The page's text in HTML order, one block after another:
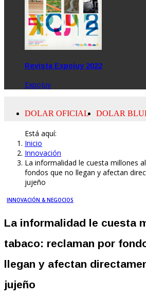
Revista Expojuy 2022
ExpoJuy
Está aquí:
Inicio
Innovación
La informalidad le cuesta millones
fondos que no llegan y afectan
jujeño
INNOVACIÓN & NEGOCIOS
La informalidad le cuesta
tabaco: reclaman por
llegan y afectan
jujeño